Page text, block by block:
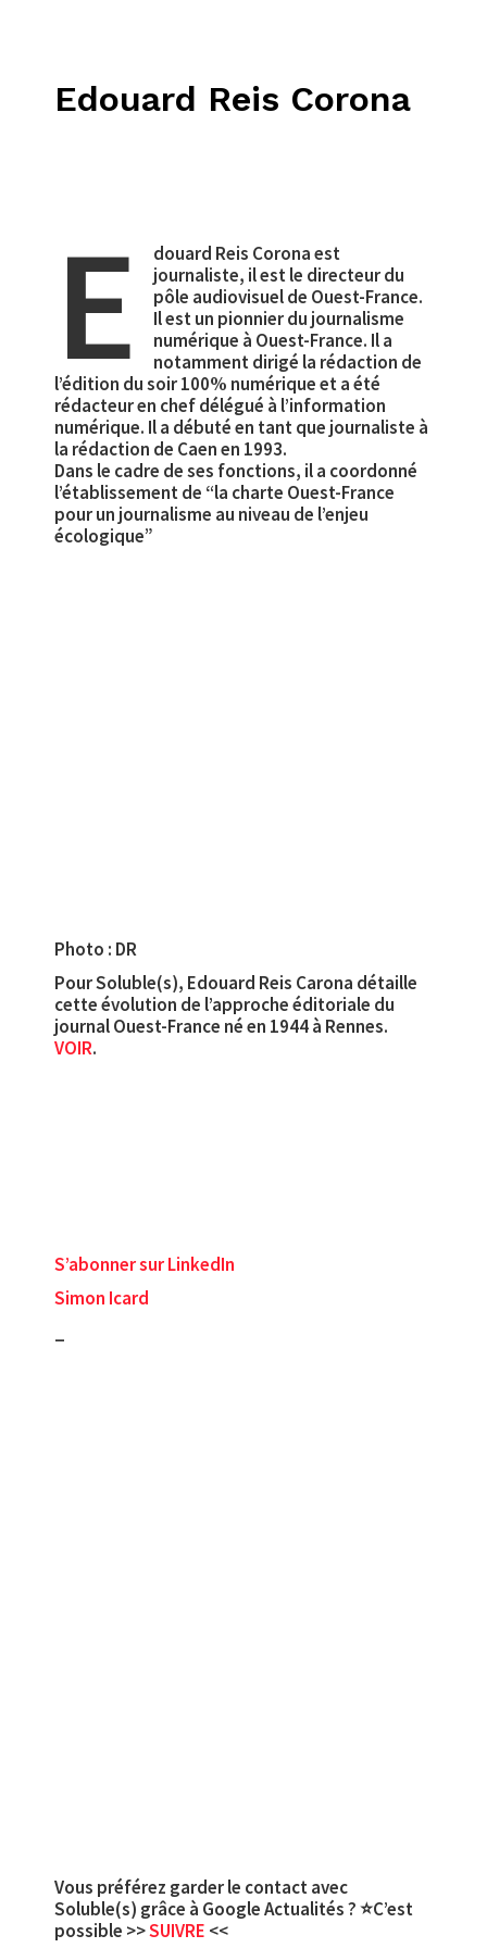
Edouard Reis Corona
E
douard Reis Corona est
journaliste, il est le directeur du
pôle audiovisuel de Ouest-France.
Il est un pionnier du journalisme
numérique à Ouest-France. Il a
notamment dirigé la rédaction de
l’édition du soir 100% numérique et a été
rédacteur en chef délégué à l’information
numérique. Il a débuté en tant que journaliste à
la rédaction de Caen en 1993.
Dans le cadre de ses fonctions, il a coordonné
l’établissement de “la charte Ouest-France
pour un journalisme au niveau de l’enjeu
écologique”
Photo : DR
Pour Soluble(s), Edouard Reis Carona détaille
cette évolution de l’approche éditoriale du
journal Ouest-France né en 1944 à Rennes.
VOIR.
S’abonner sur LinkedIn
Simon Icard
Vous préférez garder le contact avec
Soluble(s) grâce à Google Actualités ? ⭐C’est
possible >>SUIVRE <<